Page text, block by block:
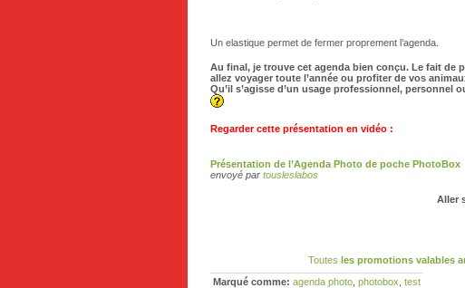
Un elastique permet de fermer proprement l’agenda.
Au final, je trouve cet agenda bien conçu. Le fait de
allez voyager toute l’année ou profiter de vos
Qu’il s’agisse d’un usage professionnel,
Regarder cette présentation en vidéo :
Présentation de l’Agenda Photo de poche PhotoBox
envoyé par tousleslabos
Aller
Toutes les promotions valables
Marqué comme: agenda photo photobox test